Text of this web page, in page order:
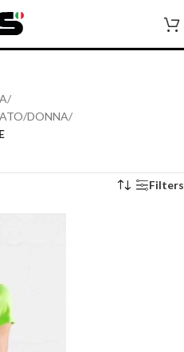
/
/DONNA/
Filters